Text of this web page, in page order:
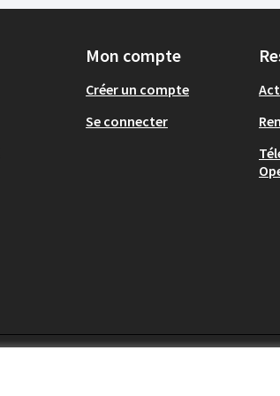
Mon compte
Créer un compte
Se connecter